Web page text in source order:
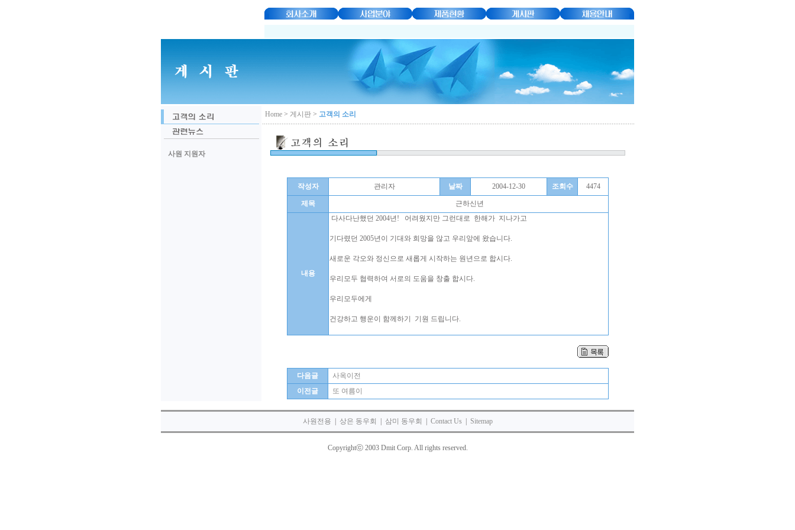
사원 지원자
Home > 게시판 > 고객의 소리
작성자 관리자 날짜 2004-12-30 조회수 4474
제목 근하신년
내용
다사다난했던 2004년! 어려웠지만 그런대로 한해가 지나가고
기다렸던 2005년이 기대와 희망을 않고 우리앞에 왔습니다.
새로운 각오와 정신으로 새롭게 시작하는 원년으로 합시다.
우리모두 협력하여 서로의 도움을 창출 합시다.
우리모두에게
건강하고 행운이 함께하기 기원 드립니다.
다음글
사옥이전
이전글
또 여름이
사원전용 상은 동우회 삼미 동우회 Contact Us Sitemap
Copyrightⓒ 2003 Dmit Corp. All rights reserved.